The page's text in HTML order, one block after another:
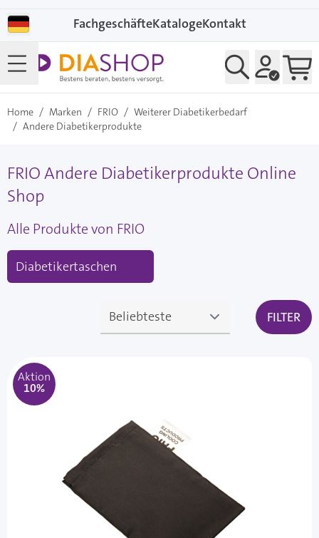
FachgeschäfteKatalogeKontakt
Home / Marken / FRIO / Weiterer Diabetikerbedarf
/ Andere Diabetikerprodukte
FRIO Andere Diabetikerprodukte Online
Shop
Alle Produkte von FRIO
Diabetikertaschen
FILTER
Aktion
10%